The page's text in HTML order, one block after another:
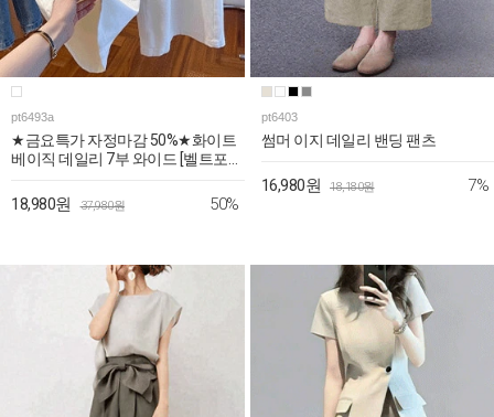
pt6493a
★금요특가 자정마감 50%★화이트
베이직 데일리 7부 와이드 [벨트포
18,980원 37,980원 50%
pt6403
썸머 이지 데일리 밴딩 팬츠
16,980원 18,180원 7%